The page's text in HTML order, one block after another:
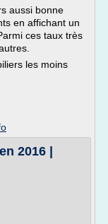
aussi bonne
en affichant un
ces taux très
les moins
2016 |